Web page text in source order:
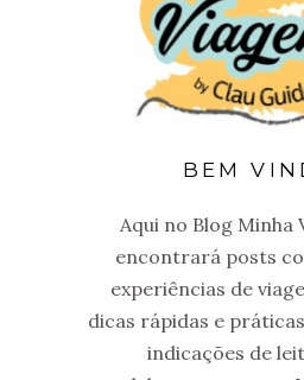
BEM
Aqui no Blog Minha
encontrará posts
experiências de
dicas rápidas e
indicações de